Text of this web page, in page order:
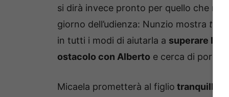
si dirà invece pronto per quello che
giorno dell’udienza: Nunzio mostra
in tutti i modi di aiutarla a superare le
ostacolo con Alberto e cerca di
Micaela prometterà al figlio tranquillità